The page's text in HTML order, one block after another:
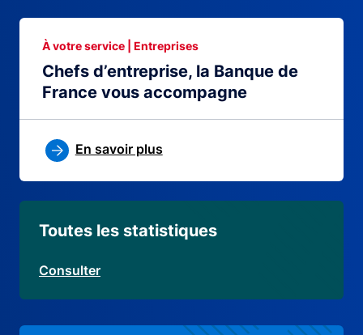
Chefs d’entreprise, la Banque de
France vous accompagne
À votre service | Entreprises
En savoir plus
Toutes les statistiques
Consulter